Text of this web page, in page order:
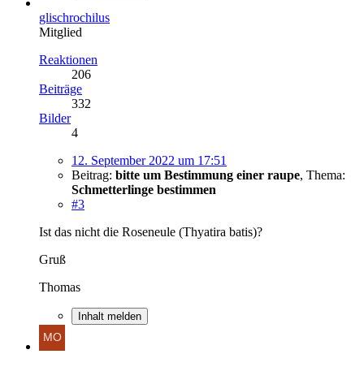
glischrochilus
Mitglied
Reaktionen
206
Beiträge
332
Bilder
4
12. September 2022 um 17:51
Beitrag: bitte um Bestimmung einer raupe, Thema:
Schmetterlinge bestimmen
#3
Ist das nicht die Roseneule (Thyatira batis)?
Gruß
Thomas
Inhalt melden